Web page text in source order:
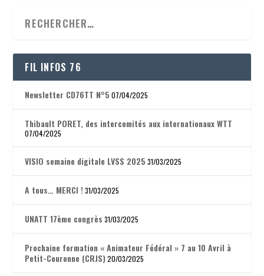
FIL INFOS 76
Newsletter CD76TT N°5 07/04/2025
Thibault PORET, des intercomités aux internationaux WTT
07/04/2025
VISIO semaine digitale LVSS 2025 31/03/2025
A tous… MERCI ! 31/03/2025
UNATT 17ème congrès 31/03/2025
Prochaine formation « Animateur Fédéral » 7 au 10 Avril à
Petit-Couronne (CRJS) 20/03/2025